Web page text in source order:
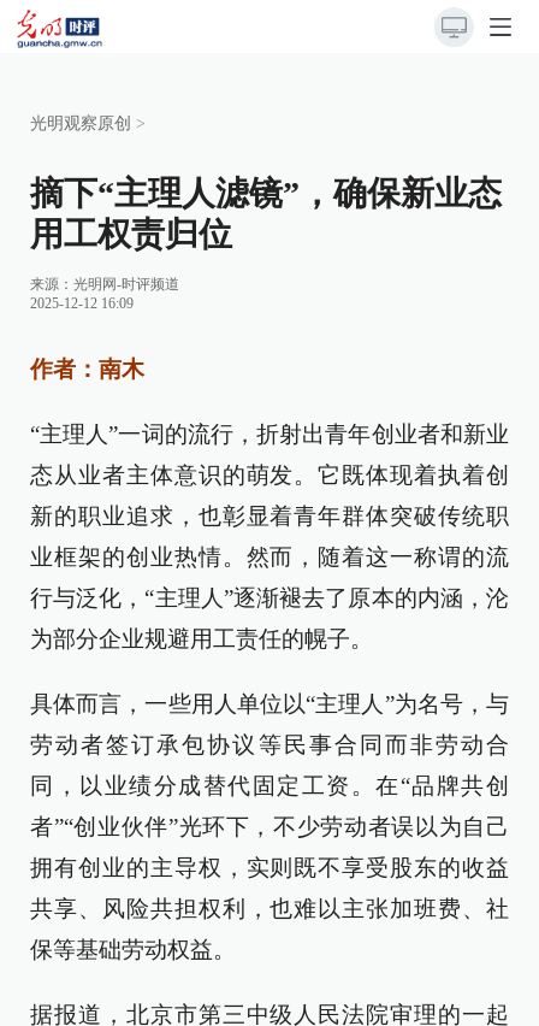
光明观察原创 >
摘下“主理人滤镜”，确保新业态
用工权责归位
来源： 光明网-时评频道
2025-12-12 16:09
作者：南木
“主理人”一词的流行，折射出青年创业者和新业
态从业者主体意识的萌发。它既体现着执着创
新的职业追求，也彰显着青年群体突破传统职
业框架的创业热情。然而，随着这一称谓的流
行与泛化，“主理人”逐渐褪去了原本的内涵，沦
为部分企业规避用工责任的幌子。
具体而言，一些用人单位以“主理人”为名号，与
劳动者签订承包协议等民事合同而非劳动合
同，以业绩分成替代固定工资。在“品牌共创
者”“创业伙伴”光环下，不少劳动者误以为自己
拥有创业的主导权，实则既不享受股东的收益
共享、风险共担权利，也难以主张加班费、社
保等基础劳动权益。
据报道，北京市第三中级人民法院审理的一起